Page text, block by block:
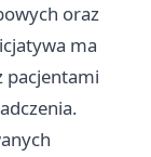
oraz
ma
pacjentami